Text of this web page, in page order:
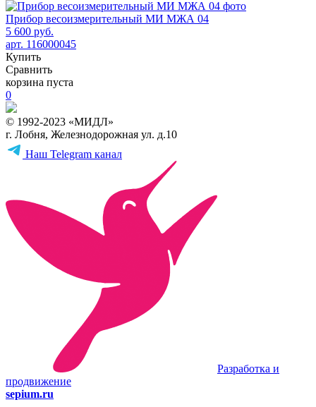
Прибор весоизмерительный МИ МЖА 04
5 600 руб.
арт. 116000045
Купить
Сравнить
корзина пуста
0
© 1992-2023 «МИДЛ»
г. Лобня, Железнодорожная ул. д.10
Наш Telegram канал
Разработка и
продвижение
sepium.ru